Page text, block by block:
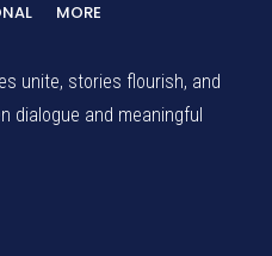
MORE
unite, stories flourish, and
dialogue and meaningful